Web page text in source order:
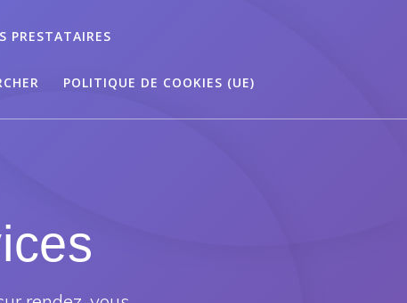
PRESTATAIRES
POLITIQUE DE COOKIES (UE)